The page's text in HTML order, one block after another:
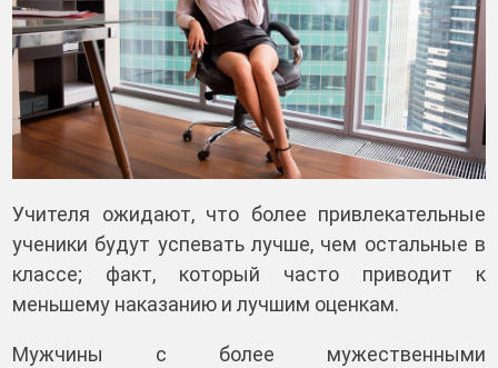
Учителя ожидают, что более привлекательные
ученики будут успевать лучше, чем остальные в
классе; факт, который часто приводит к
меньшему наказанию и лучшим оценкам.
Мужчины с более мужественными